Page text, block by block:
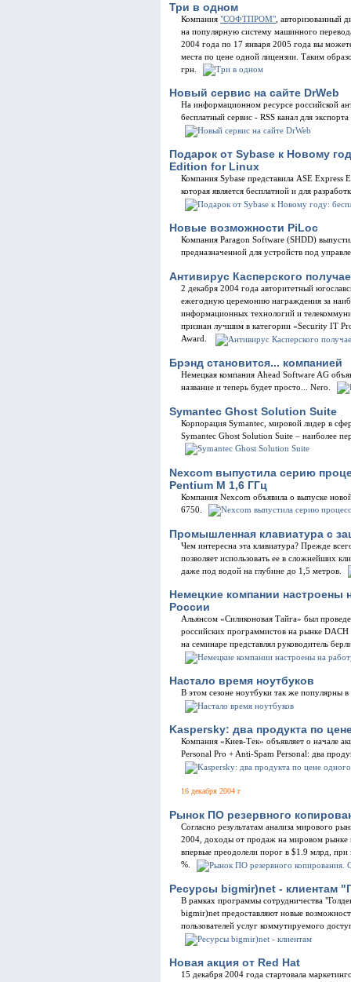
Три в одном
Компания "СОФТПРОМ" , авторизованный
на популярную систему машинного
2004 года по 17 января 2005 года вы
места по цене одной лицензии. Таким
грн.
Новый сервис на сайте DrWeb
На информационном ресурсе российской
бесплатный сервис - RSS канал для
Подарок от Sybase к Новому
Edition for Linux
Компания Sybase представила ASE
которая является бесплатной и для
Новые возможности PiLoc
Компания Paragon Software (SHDD)
предназначенной для устройств под
Антивирус Касперского
2 декабря 2004 года авторитетный
ежегодную церемонию награждения за
информационных технологий и
признан лучшим в категории «Security IT
Award.
Брэнд становится... компанией
Немецкая компания Ahead Software AG
название и теперь будет просто... Nero.
Symantec Ghost Solution Suite
Корпорация Symantec, мировой лидер в
Symantec Ghost Solution Suite – наиболее
Nexcom выпустила серию
Pentium M 1,6 ГГц
Компания Nexcom объявила о выпуске
6750.
Промышленная клавиатура с
Чем интересна эта клавиатура? Прежде
позволяет использовать ее в сложнейших
даже под водой на глубине до 1,5 метров.
Немецкие компании настроены
России
Альянсом «Силиконовая Тайга» был
российских программистов на рынке
на семинаре представлял руководитель
Настало время ноутбуков
В этом сезоне ноутбуки так же популярны в
Kaspersky: два продукта по
Компания «Киев-Тек» объявляет о начале
Personal Pro + Anti-Spam Personal: два
16 декабря 2004 г
Рынок ПО резервного
Согласно результатам анализа мирового
2004, доходы от продаж на мировом рынке
впервые преодолели порог в $1.9 млрд,
%.
Ресурсы bigmir)net - клиентам
В рамках программы сотрудничества
bigmir)net предоставляют новые
пользователей услуг коммутируемого
Новая акция от Red Hat
15 декабря 2004 года стартовала